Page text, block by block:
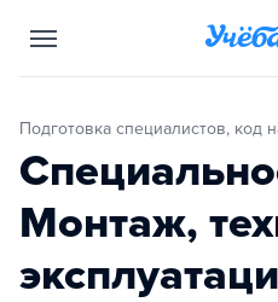
Подготовка специалистов, код
Монтаж,